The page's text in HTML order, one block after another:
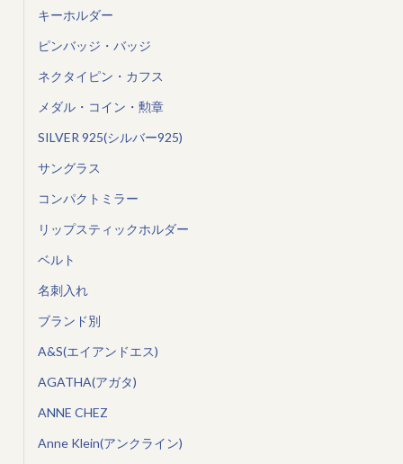
キーホルダー
ピンバッジ・バッジ
ネクタイピン・カフス
メダル・コイン・勲章
SILVER 925(シルバー925)
サングラス
コンパクトミラー
リップスティックホルダー
ベルト
名刺入れ
ブランド別
A&S(エイアンドエス)
AGATHA(アガタ)
ANNE CHEZ
Anne Klein(アンクライン)